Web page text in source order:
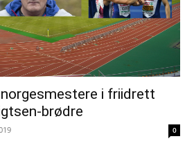
i friidrett
brødre
0